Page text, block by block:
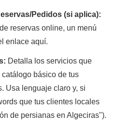
Pedidos (si aplica):
reservas online, un menú
enlace aquí.
Detalla los servicios que
básico de tus
Usa lenguaje claro y, si
que tus clientes locales
de persianas en Algeciras").